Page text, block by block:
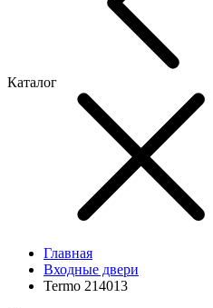
Каталог
Главная
Входные двери
Termo 214013